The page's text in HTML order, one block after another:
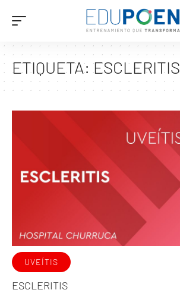
ETIQUETA:ESCLERITIS
UVEÍTIS
ESCLERITIS